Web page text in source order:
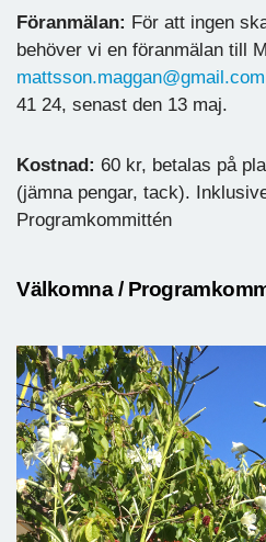
Föranmälan: För att ingen
behöver vi en föranmälan till
mattsson.maggan@gmail.com
41 24, senast den 13 maj.
Kostnad: 60 kr, betalas på
(jämna pengar, tack).
Programkommittén
Välkomna /